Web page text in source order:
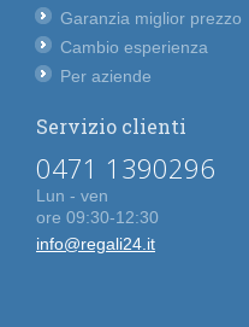
Garanzia miglior prezzo
Cambio esperienza
Per aziende
Servizio clienti
0471 1390296
Lun - ven
ore 09:30-12:30
info@regali24.it